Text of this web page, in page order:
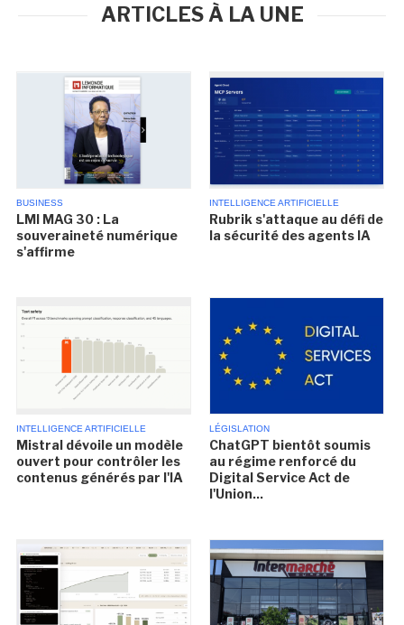
ARTICLES À LA UNE
BUSINESS
LMI MAG 30 : La
souveraineté numérique
s'affirme
INTELLIGENCE ARTIFICIELLE
Rubrik s'attaque au défi de
la sécurité des agents IA
INTELLIGENCE ARTIFICIELLE
Mistral dévoile un modèle
ouvert pour contrôler les
contenus générés par l'IA
LÉGISLATION
ChatGPT bientôt soumis
au régime renforcé du
Digital Service Act de
l'Union...